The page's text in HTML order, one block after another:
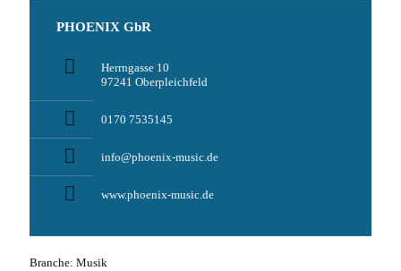
PHOENIX GbR
Herrngasse 10
97241 Oberpleichfeld
0170 7535145
info@phoenix-music.de
www.phoenix-music.de
Branche: Musik